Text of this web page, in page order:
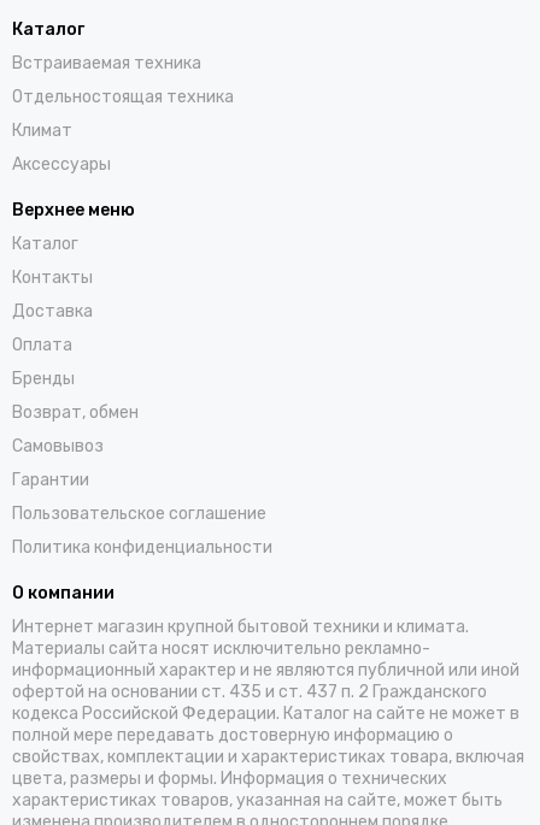
Каталог
Встраиваемая техника
Отдельностоящая техника
Климат
Аксессуары
Верхнее меню
Каталог
Контакты
Доставка
Оплата
Бренды
Возврат, обмен
Самовывоз
Гарантии
Пользовательское соглашение
Политика конфиденциальности
О компании
Интернет магазин крупной бытовой техники и климата.
Материалы сайта носят исключительно рекламно-
информационный характер и не являются публичной или иной
офертой на основании ст. 435 и ст. 437 п. 2 Гражданского
кодекса Российской Федерации. Каталог на сайте не может в
полной мере передавать достоверную информацию о
свойствах, комплектации и характеристиках товара, включая
цвета, размеры и формы. Информация о технических
характеристиках товаров, указанная на сайте, может быть